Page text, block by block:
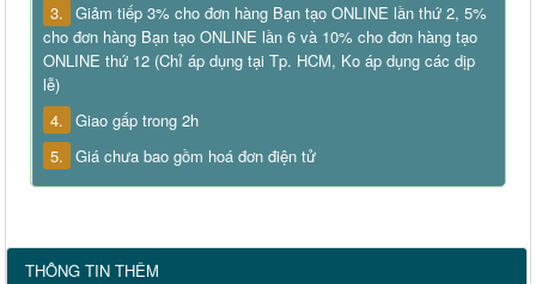
3. Giảm tiếp 3% cho đơn hàng Bạn tạo ONLINE lần thứ 2, 5%
cho đơn hàng Bạn tạo ONLINE lần 6 và 10% cho đơn hàng tạo
ONLINE thứ 12 (Chỉ áp dụng tại Tp. HCM, Ko áp dụng các dịp
lễ)
4. Giao gấp trong 2h
5. Giá chưa bao gồm hoá đơn điện tử
THÔNG TIN THÊM